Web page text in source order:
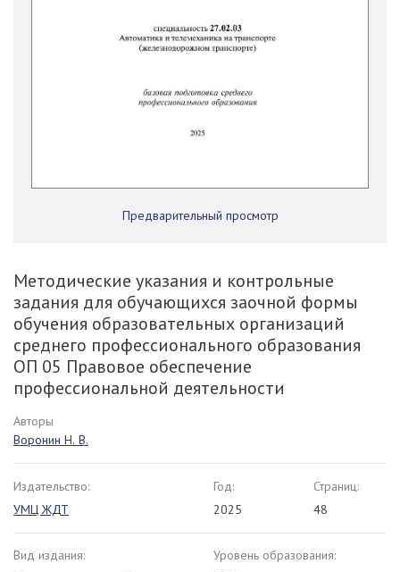
Предварительный просмотр
Методические указания и контрольные
задания для обучающихся заочной формы
обучения образовательных организаций
среднего профессионального образования
ОП 05 Правовое обеспечение
профессиональной деятельности
Авторы
Воронин Н. В.
Издательство:
УМЦ ЖДТ
Год:
2025
Страниц:
48
Вид издания:
Уровень образования: